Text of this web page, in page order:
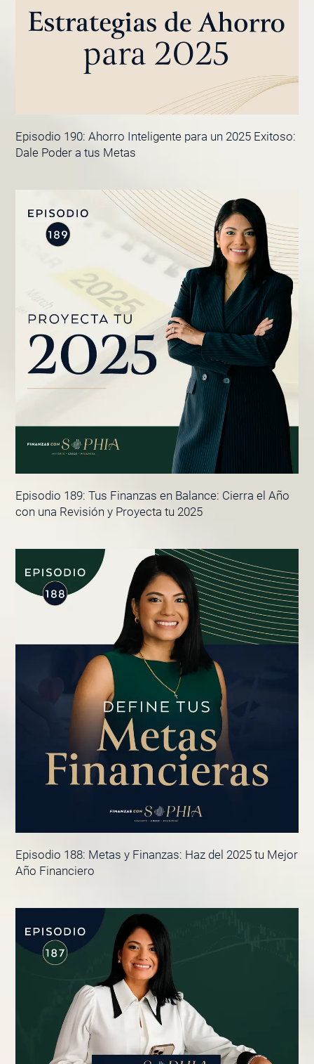
Episodio 190: Ahorro Inteligente para un 2025 Exitoso:
Dale Poder a tus Metas
Episodio 189: Tus Finanzas en Balance: Cierra el Año
con una Revisión y Proyecta tu 2025
Episodio 188: Metas y Finanzas: Haz del 2025 tu Mejor
Año Financiero